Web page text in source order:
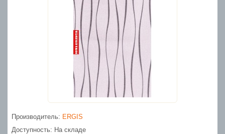
Производитель: ERGIS
Доступность: На складе